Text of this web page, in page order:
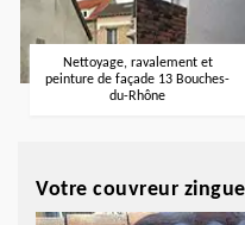
Nettoyage, ravalement et
peinture de façade 13 Bouches-
du-Rhône
Votre couvreur